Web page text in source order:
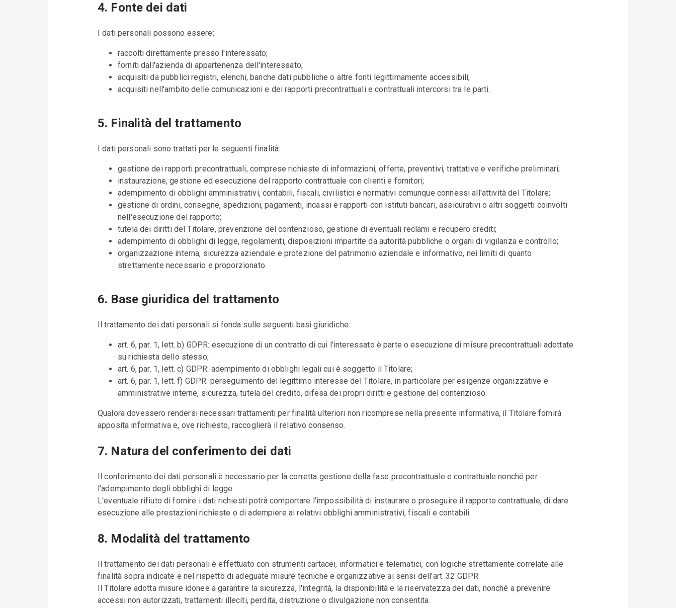
4. Fonte dei dati
I dati personali possono essere:
raccolti direttamente presso l'interessato;
forniti dall'azienda di appartenenza dell'interessato;
acquisiti da pubblici registri, elenchi, banche dati pubbliche o altre fonti legittimamente accessibili;
acquisiti nell'ambito delle comunicazioni e dei rapporti precontrattuali e contrattuali intercorsi tra le parti.
5. Finalità del trattamento
I dati personali sono trattati per le seguenti finalità:
gestione dei rapporti precontrattuali, comprese richieste di informazioni, offerte, preventivi, trattative e verifiche preliminari;
instaurazione, gestione ed esecuzione del rapporto contrattuale con clienti e fornitori;
adempimento di obblighi amministrativi, contabili, fiscali, civilistici e normativi comunque connessi all'attività del Titolare;
gestione di ordini, consegne, spedizioni, pagamenti, incassi e rapporti con istituti bancari, assicurativi o altri soggetti coinvolti
nell'esecuzione del rapporto;
tutela dei diritti del Titolare, prevenzione del contenzioso, gestione di eventuali reclami e recupero crediti;
adempimento di obblighi di legge, regolamenti, disposizioni impartite da autorità pubbliche o organi di vigilanza e controllo;
organizzazione interna, sicurezza aziendale e protezione del patrimonio aziendale e informativo, nei limiti di quanto
strettamente necessario e proporzionato.
6. Base giuridica del trattamento
Il trattamento dei dati personali si fonda sulle seguenti basi giuridiche:
art. 6, par. 1, lett. b) GDPR: esecuzione di un contratto di cui l'interessato è parte o esecuzione di misure precontrattuali adottate
su richiesta dello stesso;
art. 6, par. 1, lett. c) GDPR: adempimento di obblighi legali cui è soggetto il Titolare;
art. 6, par. 1, lett. f) GDPR: perseguimento del legittimo interesse del Titolare, in particolare per esigenze organizzative e
amministrative interne, sicurezza, tutela del credito, difesa dei propri diritti e gestione del contenzioso.
Qualora dovessero rendersi necessari trattamenti per finalità ulteriori non ricomprese nella presente informativa, il Titolare fornirà
apposita informativa e, ove richiesto, raccoglierà il relativo consenso.
7. Natura del conferimento dei dati
Il conferimento dei dati personali è necessario per la corretta gestione della fase precontrattuale e contrattuale nonché per
l'adempimento degli obblighi di legge.
L'eventuale rifiuto di fornire i dati richiesti potrà comportare l'impossibilità di instaurare o proseguire il rapporto contrattuale, di dare
esecuzione alle prestazioni richieste o di adempiere ai relativi obblighi amministrativi, fiscali e contabili.
8. Modalità del trattamento
Il trattamento dei dati personali è effettuato con strumenti cartacei, informatici e telematici, con logiche strettamente correlate alle
finalità sopra indicate e nel rispetto di adeguate misure tecniche e organizzative ai sensi dell'art. 32 GDPR.
Il Titolare adotta misure idonee a garantire la sicurezza, l'integrità, la disponibilità e la riservatezza dei dati, nonché a prevenire
accessi non autorizzati, trattamenti illeciti, perdita, distruzione o divulgazione non consentita.